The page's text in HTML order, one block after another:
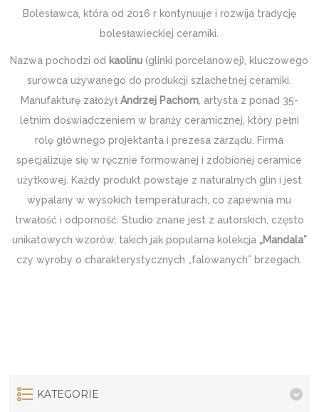
Bolesławca, która od 2016 r kontynuuje i rozwija tradycję
bolesławieckiej ceramiki.
Nazwa pochodzi od kaolinu (glinki porcelanowej), kluczowego
surowca używanego do produkcji szlachetnej ceramiki.
Manufakturę założył Andrzej Pachom, artysta z ponad 35-
letnim doświadczeniem w branży ceramicznej, który pełni
rolę głównego projektanta i prezesa zarządu. Firma
specjalizuje się w ręcznie formowanej i zdobionej ceramice
użytkowej. Każdy produkt powstaje z naturalnych glin i jest
wypalany w wysokich temperaturach, co zapewnia mu
trwałość i odporność. Studio znane jest z autorskich, często
unikatowych wzorów, takich jak popularna kolekcja „Mandala”
czy wyroby o charakterystycznych „falowanych” brzegach.
KATEGORIE